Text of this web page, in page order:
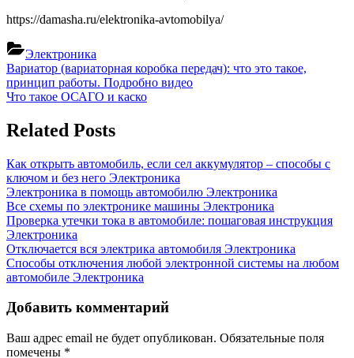
https://damasha.ru/elektronika-avtomobilya/
Электроника
Навигация
по
Previous
Post:
Вариатор (вариаторная коробка передач): что это такое,
принцип работы. Подробно видео
Next
Что такое ОСАГО и каско
Related Posts
Как открыть автомобиль, если сел аккумулятор – способы с
ключом и без него Электроника
Электроника в помощь автомобилю Электроника
Все схемы по электронике машины Электроника
Проверка утечки тока в автомобиле: пошаговая инструкция
Электроника
Отключается вся электрика автомобиля Электроника
Способы отключения любой электронной системы на любом
автомобиле Электроника
Добавить комментарий
Ваш адрес email не будет опубликован. Обязательные поля
помечены *